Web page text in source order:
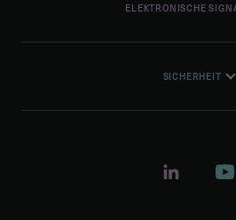
ELEKTRONISCHE
SICHERHEIT